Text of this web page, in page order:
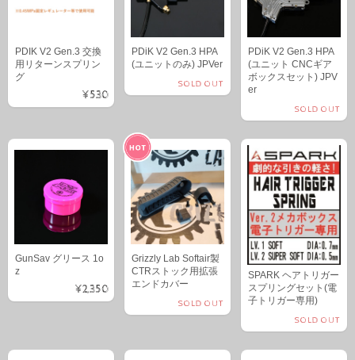
PDIK V2 Gen.3 交換
用リターンスプリン
グ
¥530
PDiK V2 Gen.3 HPA
(ユニットのみ) JPVer
SOLD OUT
PDiK V2 Gen.3 HPA
(ユニット CNCギア
ボックスセット) JPV
er
SOLD OUT
GunSav グリース 1o
z
¥2,350
Grizzly Lab Softair製
CTRストック用拡張
エンドカバー
SOLD OUT
SPARK ヘアトリガー
スプリングセット(電
子トリガー専用)
SOLD OUT